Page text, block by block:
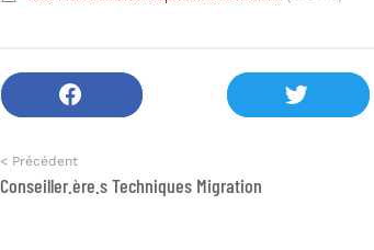
< Précédent
Conseiller.ère.s Techniques Migration